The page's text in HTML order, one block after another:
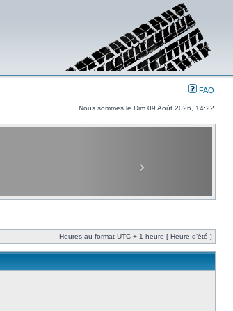
FAQ
Nous sommes le Dim 09 Août 2026, 14:22
Heures au format UTC + 1 heure [ Heure d’été ]